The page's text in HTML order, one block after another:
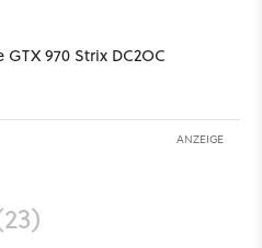
GTX 970 Strix DC2OC
ANZEIGE